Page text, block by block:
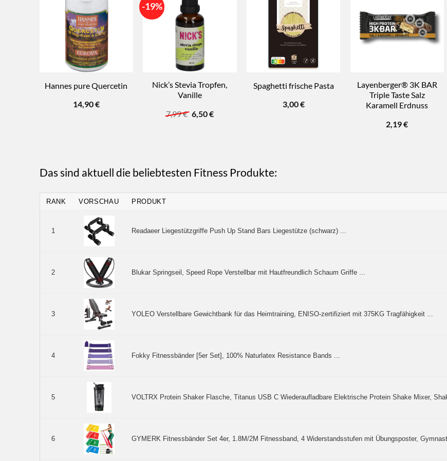
Hannes pure Quercetin
14,90€
-19%
Nick’s Stevia Tropfen,
Vanille
7,99€ Ursprünglicher
Preis
6,50€Aktueller
Spaghetti frische Pasta
3,00€
Layenberger® 3K BAR
Triple Taste Salz
Karamell Erdnuss
2,19€
Das sind aktuell die beliebtesten Fitness Produkte:
RANK VORSCHAU PRODUKT
1 Readaeer Liegestützgriffe Push Up Stand Bars Liegestütze (schwarz) ...
2 Blukar Springseil, Speed Rope Verstellbar mit Hautfreundlich Schaum Griffe ...
3 YOLEO Verstellbare Gewichtbank für das Heimtraining, ENISO-zertifiziert mit 375KG Tragfähigkeit ...
4 Fokky Fitnessbänder [5er Set], 100% Naturlatex Resistance Bands ...
5 VOLTRX Protein Shaker Flasche, Titanus USB C Wiederaufladbare Elektrische Protein Shake Mixer,
6 GYMERK Fitnessbänder Set 4er, 1.8M/2M Fitnessband, 4 Widerstandsstufen mit Übungsposter,